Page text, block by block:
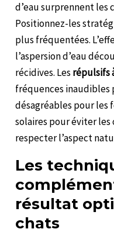
d’eau surprennent les
Positionnez-les
plus fréquentées.
l’aspersion d’eau
récidives. Les répulsifs
fréquences inaudibles
désagréables pour les
solaires pour éviter
respecter l’aspect
Les
résultat
chats